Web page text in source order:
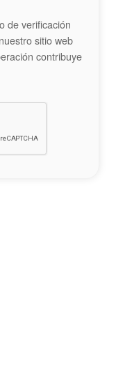
de verificación
sitio web
contribuye